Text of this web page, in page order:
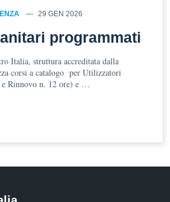
29 GEN 2026
programmati
Italia, struttura accreditata dalla
corsi a catalogo per Utilizzatori
Rinnovo n. 12 ore) e …